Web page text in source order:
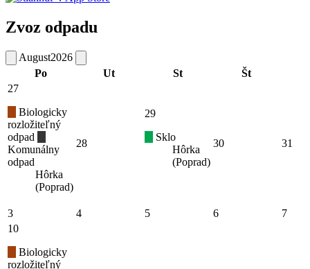
Zvoz odpadu
August2026
Po
Ut St Št
27
Biologicky
rozložiteľný
odpad
Komunálny
odpad
Hôrka
(Poprad)
28
29
Sklo
Hôrka
(Poprad)
30 31
3 4 5 6
7
10
Biologicky
rozložiteľný